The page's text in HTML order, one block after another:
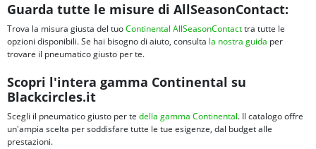
Guarda tutte le misure di AllSeasonContact:
Trova la misura giusta del tuoContinental AllSeasonContacttra tutte le
opzioni disponibili. Se hai bisogno di aiuto, consulta la nostra guida per
trovare il pneumatico giusto per te.
Scopri l'intera gamma Continental su
Blackcircles.it
Scegli il pneumatico giusto per te della gamma Continental. Il catalogo offre
un'ampia scelta per soddisfare tutte le tue esigenze, dal budget alle
prestazioni.